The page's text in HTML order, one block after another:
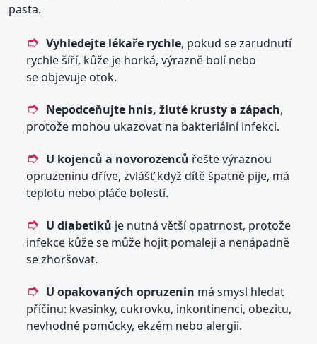
pasta.
Vyhledejte lékaře rychle, pokud se zarudnutí
rychle šíří, kůže je horká, výrazně bolí nebo
se objevuje otok.
Nepodceňujte hnis, žluté krusty a zápach,
protože mohou ukazovat na bakteriální infekci.
U kojenců a novorozenců řešte výraznou
opruzeninu dříve, zvlášť když dítě špatně pije, má
teplotu nebo pláče bolestí.
U diabetiků je nutná větší opatrnost, protože
infekce kůže se může hojit pomaleji a nenápadně
se zhoršovat.
U opakovaných opruzenin má smysl hledat
příčinu: kvasinky, cukrovku, inkontinenci, obezitu,
nevhodné pomůcky, ekzém nebo alergii.